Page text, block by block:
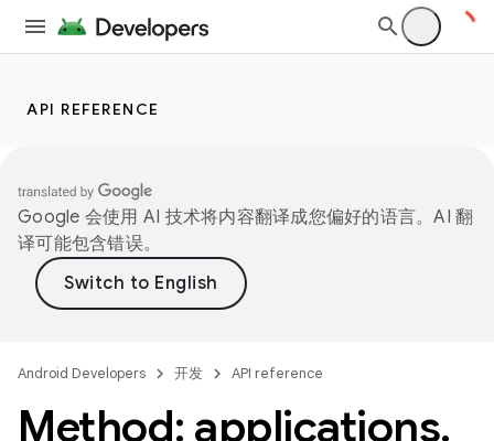
API REFERENCE
Google 会使用 AI 技术将内容翻译成您偏好的语言。AI 翻
译可能包含错误。
Android Developers 开发 API reference
Method: applications.